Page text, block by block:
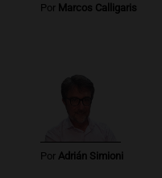
Por Marcos Calligaris
Por Adrián Simioni